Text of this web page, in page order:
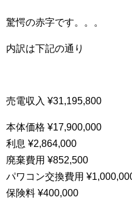
驚愕の赤字です。。。
内訳は下記の通り
売電収入 ¥31,195,800
本体価格 ¥17,900,000
利息 ¥2,864,000
廃棄費用 ¥852,500
パワコン交換費用
保険料 ¥400,000